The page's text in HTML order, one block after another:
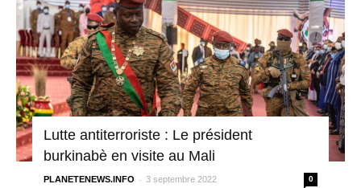
Lutte antiterroriste : Le président
burkinabè en visite au Mali
PLANETENEWS.INFO - 3 septembre 2022 0